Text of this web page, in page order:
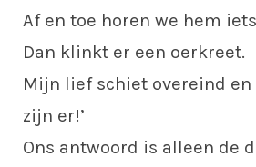
Af en toe horen we hem
Dan klinkt er een oerkreet.
Mijn lief schiet overeind en
zijn er!’
Ons antwoord is alleen de